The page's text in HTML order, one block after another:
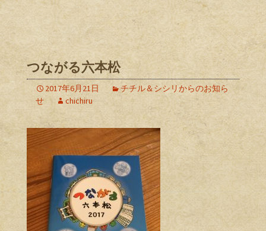
つながる六本松
2017年6月21日
チチル＆シシリからのお知ら
せ
chichiru